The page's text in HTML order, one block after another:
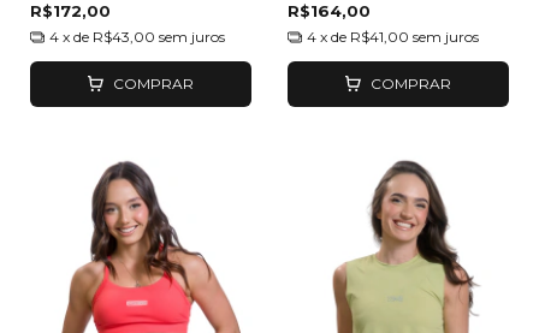
R$172,00
4 x de R$43,00 sem juros
COMPRAR
R$164,00
4 x de R$41,00 sem juros
COMPRAR